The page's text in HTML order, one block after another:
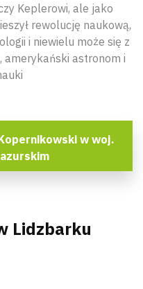
Keplerowi, ale jako
rewolucję naukową,
i niewielu może się z
amerykański astronom i
w woj.
Lidzbarku